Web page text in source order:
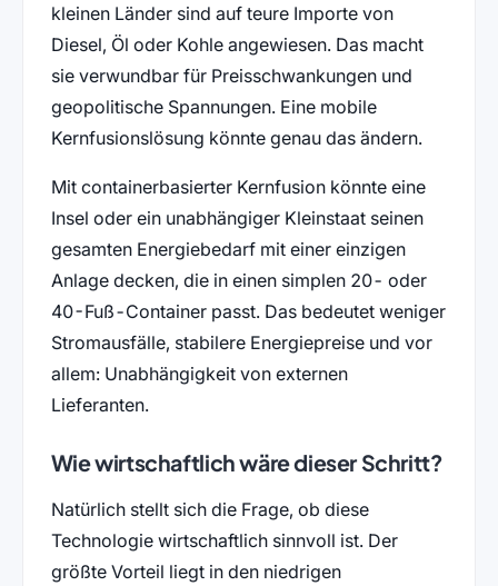
kleinen Länder sind auf teure Importe von
Diesel, Öl oder Kohle angewiesen. Das macht
sie verwundbar für Preisschwankungen und
geopolitische Spannungen. Eine mobile
Kernfusionslösung könnte genau das ändern.
Mit containerbasierter Kernfusion könnte eine
Insel oder ein unabhängiger Kleinstaat seinen
gesamten Energiebedarf mit einer einzigen
Anlage decken, die in einen simplen 20- oder
40-Fuß-Container passt. Das bedeutet weniger
Stromausfälle, stabilere Energiepreise und vor
allem: Unabhängigkeit von externen
Lieferanten.
Wie wirtschaftlich wäre dieser Schritt?
Natürlich stellt sich die Frage, ob diese
Technologie wirtschaftlich sinnvoll ist. Der
größte Vorteil liegt in den niedrigen